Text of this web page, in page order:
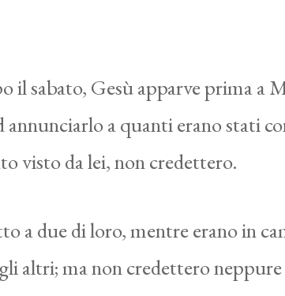
sabato, Gesù apparve prima a
annunciarlo a quanti erano stati
visto da lei, non credettero.
a due di loro, mentre erano in
altri; ma non credettero